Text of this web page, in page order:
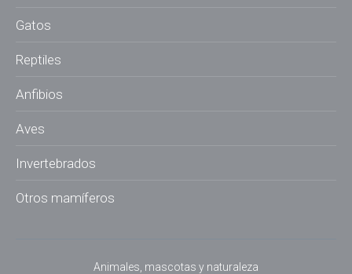
Gatos
Reptiles
Anfibios
Aves
Invertebrados
Otros mamíferos
Animales, mascotas y naturaleza